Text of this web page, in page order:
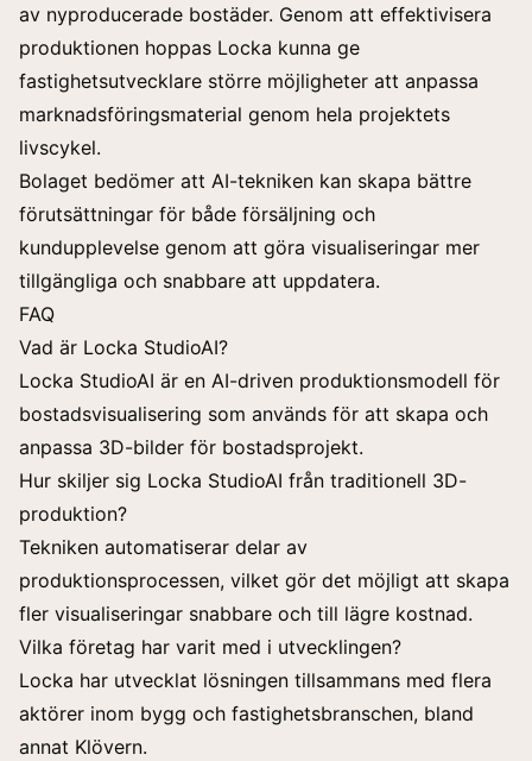
av nyproducerade bostäder. Genom att effektivisera
produktionen hoppas Locka kunna ge
fastighetsutvecklare större möjligheter att anpassa
marknadsföringsmaterial genom hela projektets
livscykel.
Bolaget bedömer att AI-tekniken kan skapa bättre
förutsättningar för både försäljning och
kundupplevelse genom att göra visualiseringar mer
tillgängliga och snabbare att uppdatera.
FAQ
Vad är Locka StudioAI?
Locka StudioAI är en AI-driven produktionsmodell för
bostadsvisualisering som används för att skapa och
anpassa 3D-bilder för bostadsprojekt.
Hur skiljer sig Locka StudioAI från traditionell 3D-
produktion?
Tekniken automatiserar delar av
produktionsprocessen, vilket gör det möjligt att skapa
fler visualiseringar snabbare och till lägre kostnad.
Vilka företag har varit med i utvecklingen?
Locka har utvecklat lösningen tillsammans med flera
aktörer inom bygg och fastighetsbranschen, bland
annat Klövern.